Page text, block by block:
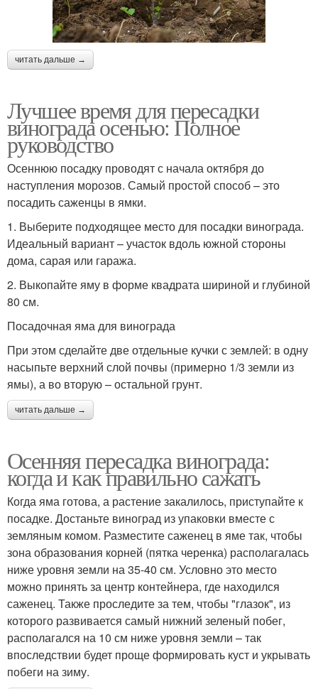
читать дальше →
Лучшее время для пересадки
винограда осенью: Полное
руководство
Осеннюю посадку проводят с начала октября до
наступления морозов. Самый простой способ – это
посадить саженцы в ямки.
1. Выберите подходящее место для посадки винограда.
Идеальный вариант – участок вдоль южной стороны
дома, сарая или гаража.
2. Выкопайте яму в форме квадрата шириной и глубиной
80 см.
Посадочная яма для винограда
При этом сделайте две отдельные кучки с землей: в одну
насыпьте верхний слой почвы (примерно 1/3 земли из
ямы), а во вторую – остальной грунт.
читать дальше →
Осенняя пересадка винограда:
когда и как правильно сажать
Когда яма готова, а растение закалилось, приступайте к
посадке. Достаньте виноград из упаковки вместе с
земляным комом. Разместите саженец в яме так, чтобы
зона образования корней (пятка черенка) располагалась
ниже уровня земли на 35-40 см. Условно это место
можно принять за центр контейнера, где находился
саженец. Также проследите за тем, чтобы "глазок", из
которого развивается самый нижний зеленый побег,
располагался на 10 см ниже уровня земли – так
впоследствии будет проще формировать куст и укрывать
побеги на зиму.